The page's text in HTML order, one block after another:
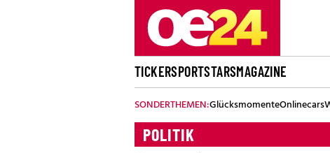
TICKERSPORTSTARSMAGAZINE
SONDERTHEMEN:GlücksmomenteOnlinecars
POLITIK